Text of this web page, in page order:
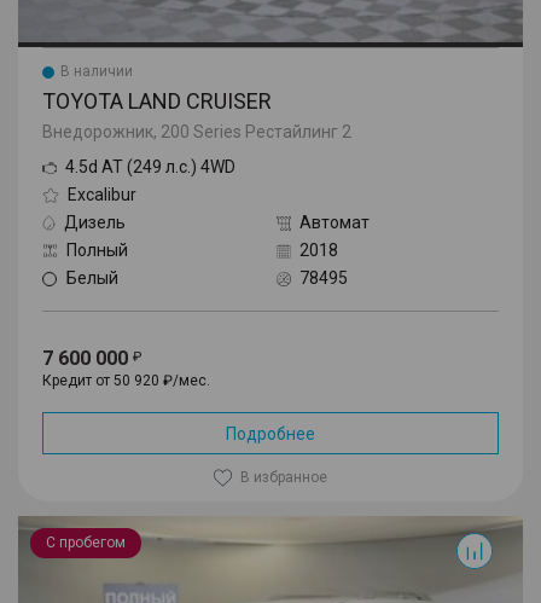
В наличии
TOYOTA LAND CRUISER
Внедорожник, 200 Series Рестайлинг 2
4.5d AT (249 л.с.) 4WD
Excalibur
Дизель
Автомат
Полный
2018
Белый
78495
7 600 000
Кредит от 50 920 ₽/мес.
Подробнее
В избранное
С пробегом
Land Cruiser Prado